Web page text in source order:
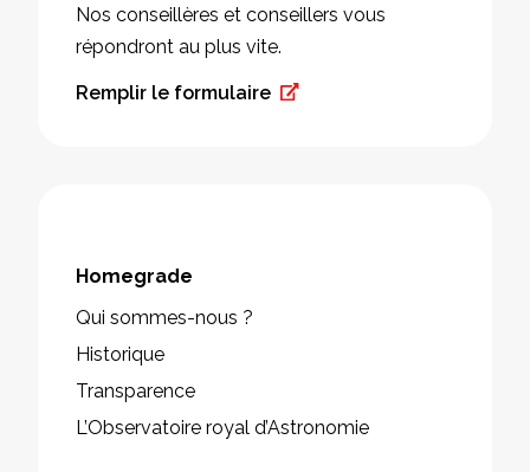
Nos conseillères et conseillers vous
répondront au plus vite.
Remplir le formulaire
Homegrade
Qui sommes-nous ?
Historique
Transparence
L’Observatoire royal d’Astronomie